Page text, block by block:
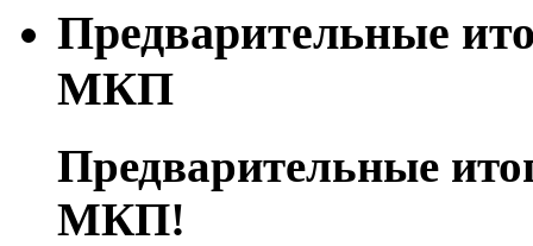
Предварительные
МКП
Предварительные
МКП!